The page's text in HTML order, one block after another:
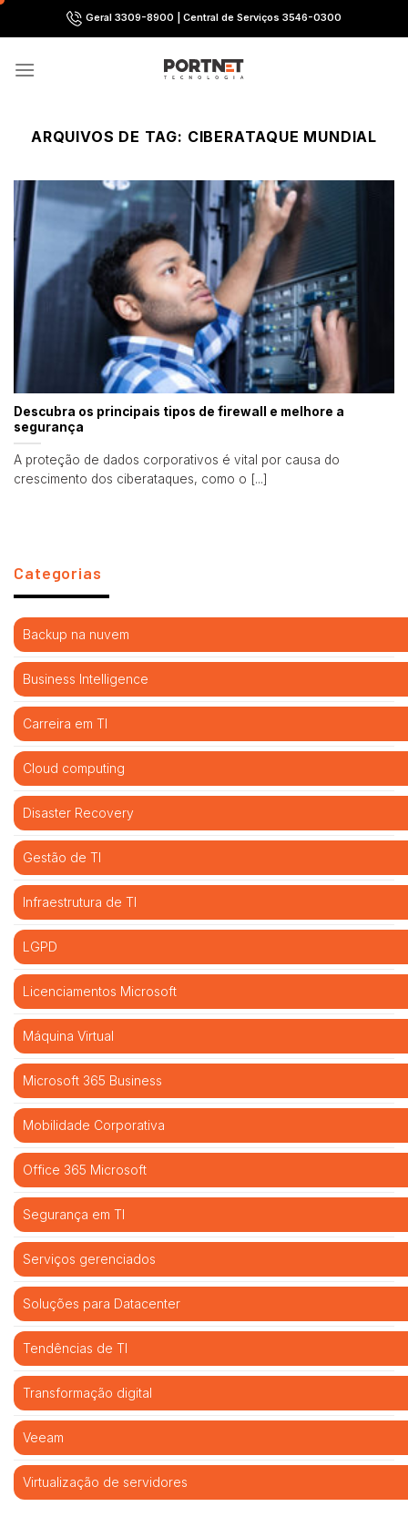
Skip
to
Geral 3309-8900 | Central de Serviços 3546-0300
ARQUIVOS DE TAG: CIBERATAQUE MUNDIAL
Descubra os principais tipos de firewall e melhore a
segurança
A proteção de dados corporativos é vital por causa do
crescimento dos ciberataques, como o [...]
Categorias
Backup na nuvem
Business Intelligence
Carreira em TI
Cloud computing
Disaster Recovery
Gestão de TI
Infraestrutura de TI
LGPD
Licenciamentos Microsoft
Máquina Virtual
Microsoft 365 Business
Mobilidade Corporativa
Office 365 Microsoft
Segurança em TI
Serviços gerenciados
Soluções para Datacenter
Tendências de TI
Transformação digital
Veeam
Virtualização de servidores